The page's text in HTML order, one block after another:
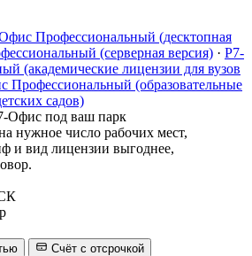
Профессиональный (десктопная
(серверная версия) · Р7-
(академические лицензии для вузов
Профессиональный (образовательные
садов)
Офис под ваш парк
нужное число рабочих мест,
и вид лицензии выгоднее,
Счёт с отсрочкой